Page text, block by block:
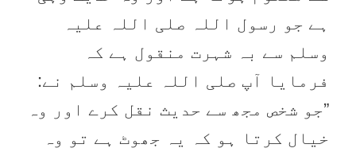
ہے جو رسول اللہ صلی اللہ علیہ
وسلم سے بہ شہرت منقول ہے کہ
فرمایا آپ صلی اللہ علیہ وسلم نے:
”جو شخص مجھ سے حدیث نقل کرے اور وہ
خیال کرتا ہو کہ یہ جھوٹ ہے تو وہ